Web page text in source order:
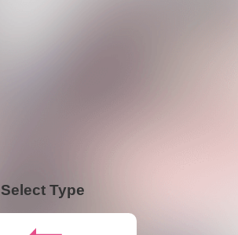
Select Type